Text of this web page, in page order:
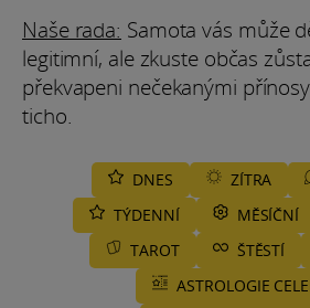
Naše rada: Samota vás může
legitimní, ale zkuste občas
překvapeni nečekanými
ticho.
DNES ZÍTRA
TÝDENNÍ
MĚSÍČNÍ
TAROT
ŠTĚSTÍ
ASTROLOGIE